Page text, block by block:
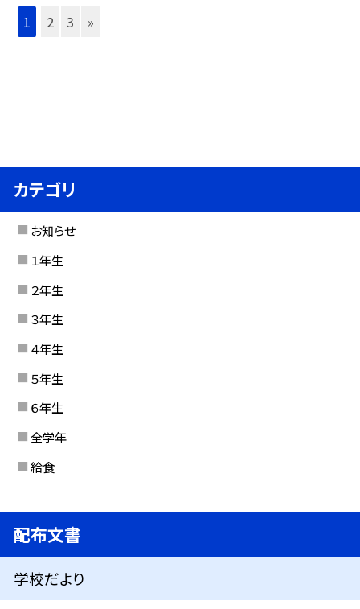
1 2 3 »
カテゴリ
お知らせ
１年生
２年生
３年生
４年生
５年生
６年生
全学年
給食
配布文書
学校だより